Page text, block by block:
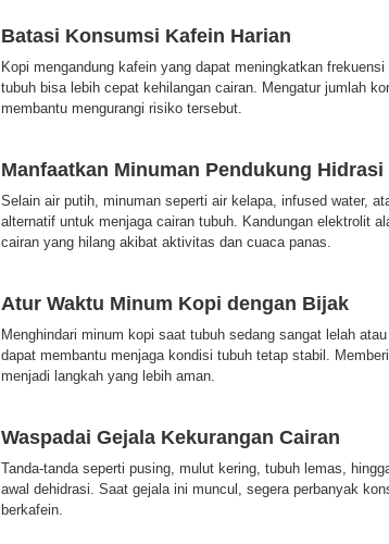
Batasi Konsumsi Kafein Harian
Kopi mengandung kafein yang dapat meningkatkan
tubuh bisa lebih cepat kehilangan cairan. Mengatur jumlah
membantu mengurangi risiko tersebut.
Manfaatkan Minuman Pendukung Hidrasi
Selain air putih, minuman seperti air kelapa, infused water,
alternatif untuk menjaga cairan tubuh. Kandungan elektrolit
cairan yang hilang akibat aktivitas dan cuaca panas.
Atur Waktu Minum Kopi dengan Bijak
Menghindari minum kopi saat tubuh sedang sangat lelah
dapat membantu menjaga kondisi tubuh tetap stabil.
menjadi langkah yang lebih aman.
Waspadai Gejala Kekurangan Cairan
Tanda-tanda seperti pusing, mulut kering, tubuh lemas,
awal dehidrasi. Saat gejala ini muncul, segera perbanyak
berkafein.